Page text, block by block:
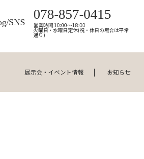
SNS
078-857-0415
営業時間 10:00～18:00
火曜日・水曜日定休(祝・休日の場合は平常
通り)
展示会・イベント情報 お知らせ